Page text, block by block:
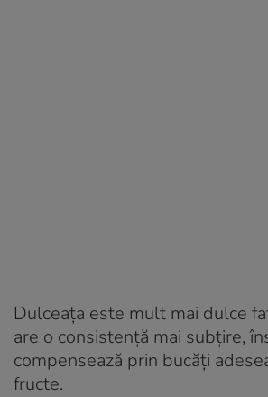
Dulceața este mult mai dulce
are o consistență mai subțire,
compensează prin bucăți
fructe.